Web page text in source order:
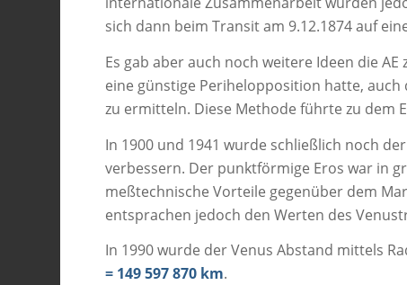
sich dann beim Transit am 9.12.1874 auf
Es gab aber auch noch weitere Ideen die
eine günstige Perihelopposition hatte,
zu ermitteln. Diese Methode führte zu dem
In 1900 und 1941 wurde schließlich noch
verbessern. Der punktförmige Eros war in
meßtechnische Vorteile gegenüber dem
entsprachen jedoch den Werten des
In 1990 wurde der Venus Abstand mittels
= 149 597 870 km.